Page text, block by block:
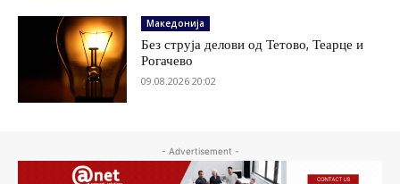
Македонија
Без струја делови од Тетово, Теарце и
Рогачево
09.08.2026 20:02
- Advertisement -